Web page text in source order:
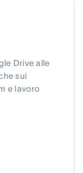
Drive alle
sui
e lavoro